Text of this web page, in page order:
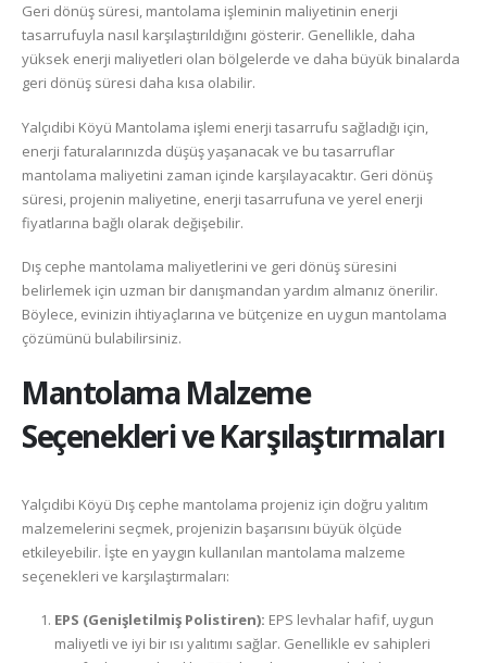
Geri dönüş süresi, mantolama işleminin maliyetinin enerji
tasarrufuyla nasıl karşılaştırıldığını gösterir. Genellikle, daha
yüksek enerji maliyetleri olan bölgelerde ve daha büyük binalarda
geri dönüş süresi daha kısa olabilir.
Yalçıdibi Köyü Mantolama işlemi enerji tasarrufu sağladığı için,
enerji faturalarınızda düşüş yaşanacak ve bu tasarruflar
mantolama maliyetini zaman içinde karşılayacaktır. Geri dönüş
süresi, projenin maliyetine, enerji tasarrufuna ve yerel enerji
fiyatlarına bağlı olarak değişebilir.
Dış cephe mantolama maliyetlerini ve geri dönüş süresini
belirlemek için uzman bir danışmandan yardım almanız önerilir.
Böylece, evinizin ihtiyaçlarına ve bütçenize en uygun mantolama
çözümünü bulabilirsiniz.
Mantolama Malzeme
Seçenekleri ve Karşılaştırmaları
Yalçıdibi Köyü Dış cephe mantolama projeniz için doğru yalıtım
malzemelerini seçmek, projenizin başarısını büyük ölçüde
etkileyebilir. İşte en yaygın kullanılan mantolama malzeme
seçenekleri ve karşılaştırmaları:
EPS (Genişletilmiş Polistiren): EPS levhalar hafif, uygun
maliyetli ve iyi bir ısı yalıtımı sağlar. Genellikle ev sahipleri